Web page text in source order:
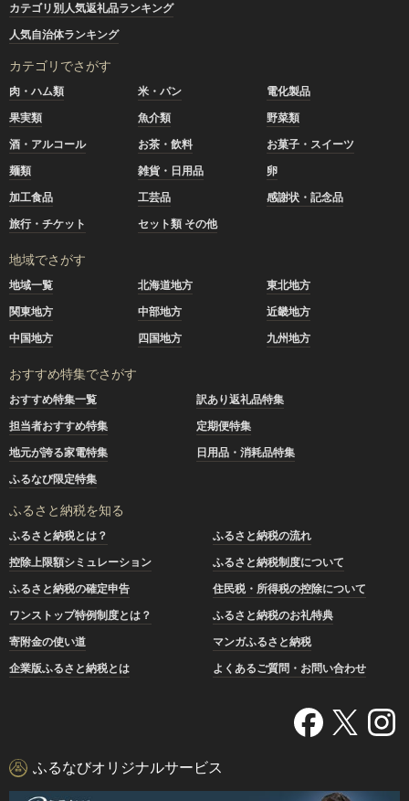
カテゴリ別人気返礼品ランキング
人気自治体ランキング
カテゴリでさがす
肉・ハム類 米・パン
電化製品
果実類
魚介類
野菜類
酒・アルコール
お茶・飲料
お菓子・スイーツ
麺類
雑貨・日用品
卵
加工食品
工芸品
感謝状・記念品
旅行・チケット
セット類 その他
地域でさがす
地域一覧 北海道地方
東北地方
関東地方
中部地方
近畿地方
中国地方
四国地方 九州地方
おすすめ特集でさがす
おすすめ特集一覧
訳あり返礼品特集
担当者おすすめ特集
定期便特集
地元が誇る家電特集
日用品・消耗品特集
ふるなび限定特集
ふるさと納税を知る
ふるさと納税とは？
ふるさと納税の流れ
控除上限額シミュレーション
ふるさと納税制度について
ふるさと納税の確定申告
住民税・所得税の控除について
ワンストップ特例制度とは？
ふるさと納税のお礼特典
寄附金の使い道
マンガふるさと納税
企業版ふるさと納税とは
よくあるご質問・お問い合わせ
ふるなびオリジナルサービス